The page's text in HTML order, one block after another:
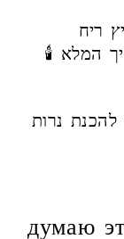
ריח
המלא 🕯️
נרות
думаю